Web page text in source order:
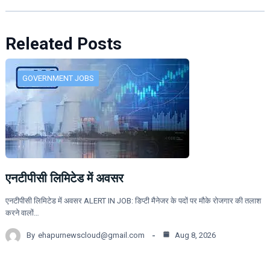
Releated Posts
GOVERNMENT JOBS
एनटीपीसी लिमिटेड में अवसर
एनटीपीसी लिमिटेड में अवसर ALERT IN JOB: डिप्टी मैनेजर के पदों पर मौके रोजगार की तलाश
करने वालों…
By ehapurnewscloud@gmail.com Aug 8, 2026